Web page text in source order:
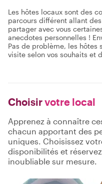
Les hôtes locaux sont des
parcours différent allant
partager avec vous
anecdotes personnelles !
Pas de problème, les hôtes
visite selon vos souhaits et
Choisirvotre local
Apprenez à connaître
chacun apportant des
uniques. Choisissez
disponibilités et
inoubliable sur mesure.